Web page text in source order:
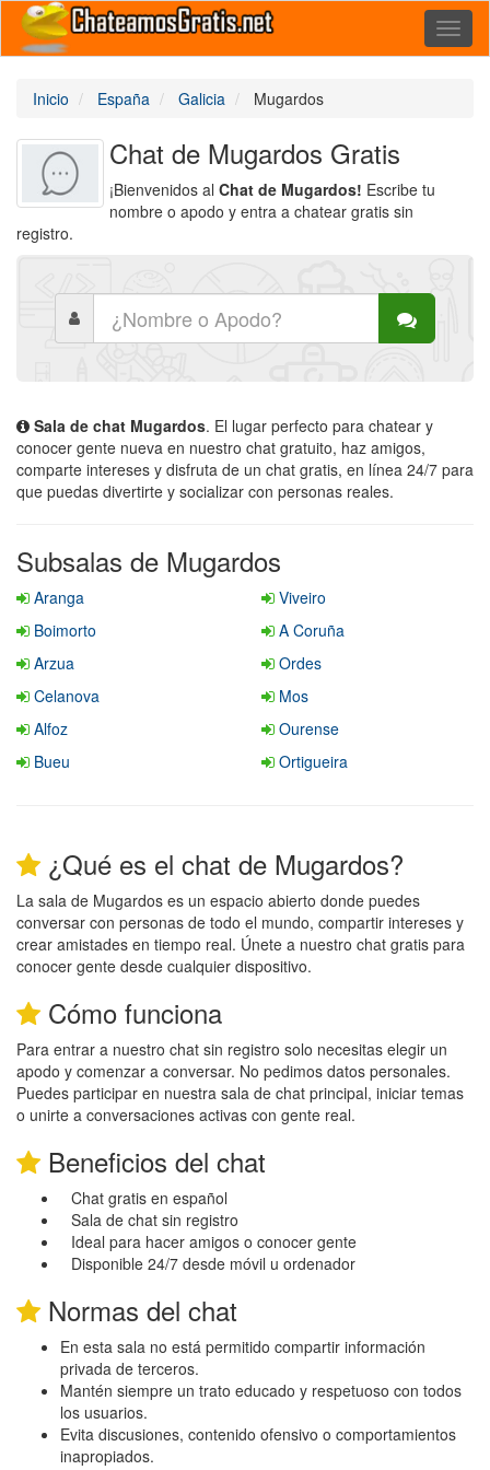
Inicio España Galicia Mugardos
Chat de Mugardos Gratis
¡Bienvenidos al Chat de Mugardos! Escribe tu
nombre o apodo y entra a chatear gratis sin
registro.
Sala de chat Mugardos. El lugar perfecto para chatear y
conocer gente nueva en nuestro chat gratuito, haz amigos,
comparte intereses y disfruta de un chat gratis, en línea 24/7 para
que puedas divertirte y socializar con personas reales.
Subsalas de Mugardos
Aranga
Viveiro
Boimorto
A Coruña
Arzua
Ordes
Celanova
Mos
Alfoz
Ourense
Bueu
Ortigueira
¿Qué es el chat de Mugardos?
La sala de Mugardos es un espacio abierto donde puedes
conversar con personas de todo el mundo, compartir intereses y
crear amistades en tiempo real. Únete a nuestro chat gratis para
conocer gente desde cualquier dispositivo.
Cómo funciona
Para entrar a nuestro chat sin registro solo necesitas elegir un
apodo y comenzar a conversar. No pedimos datos personales.
Puedes participar en nuestra sala de chat principal, iniciar temas
o unirte a conversaciones activas con gente real.
Beneficios del chat
Chat gratis en español
Sala de chat sin registro
Ideal para hacer amigos o conocer gente
Disponible 24/7 desde móvil u ordenador
Normas del chat
En esta sala no está permitido compartir información
privada de terceros.
Mantén siempre un trato educado y respetuoso con todos
los usuarios.
Evita discusiones, contenido ofensivo o comportamientos
inapropiados.